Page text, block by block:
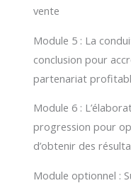
vente
Module 5 : La
conclusion pour
partenariat
Module 6 :
progression pour
d’obtenir des
Module optionnel :